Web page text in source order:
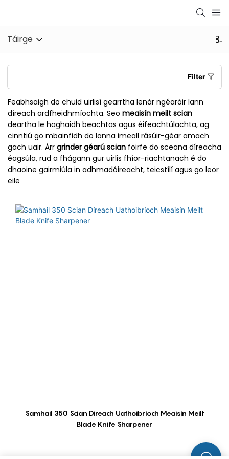
Táirge
Filter
Feabhsaigh do chuid uirlisí gearrtha lenár ngéaróir lann
díreach ardfheidhmíochta. Seo meaisín meilt scian
deartha le haghaidh beachtas agus éifeachtúlachta, ag
cinntiú go mbainfidh do lanna imeall rásúir-géar amach
gach uair. Árr grinder géarú scian foirfe do sceana díreacha
éagsúla, rud a fhágann gur uirlis fhíor-riachtanach é do
dhaoine gairmiúla in adhmadóireacht, teicstílí agus go leor
eile
Samhail 350 Scian Díreach Uathoibríoch Meaisín Meilt
Blade Knife Sharpener